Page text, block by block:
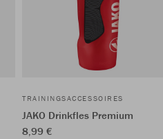
TRAININGSACCESSOIRES
JAKO Drinkfles Premium
8,99 €